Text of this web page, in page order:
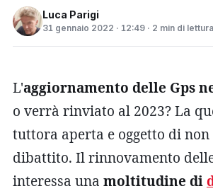
Luca Parigi
31 gennaio 2022 · 12:49 · 2 min di lettura
L'aggiornamento delle Gps
o verrà rinviato al 2023? La
tuttora aperta e oggetto di non
dibattito. Il rinnovamento
interessa una moltitudine di